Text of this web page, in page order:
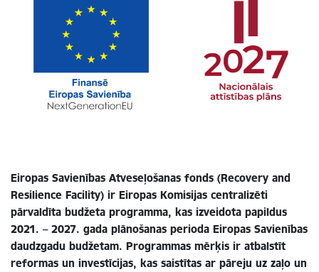
Eiropas Savienības Atveseļošanas fonds (Recovery and
Resilience Facility) ir Eiropas Komisijas centralizēti
pārvaldīta budžeta programma, kas izveidota papildus
2021. – 2027. gada plānošanas perioda Eiropas Savienības
daudzgadu budžetam. Programmas mērķis ir atbalstīt
reformas un investīcijas, kas saistītas ar pāreju uz zaļo un